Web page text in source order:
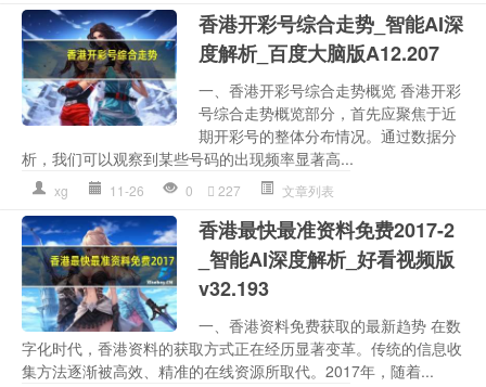
香港开彩号综合走势_智能AI深
度解析_百度大脑版A12.207
一、香港开彩号综合走势概览 香港开彩
号综合走势概览部分，首先应聚焦于近
期开彩号的整体分布情况。通过数据分
析，我们可以观察到某些号码的出现频率显著高...
xg 11-26 0 227 文章列表
香港最快最准资料免费2017-2
_智能AI深度解析_好看视频版
v32.193
一、香港资料免费获取的最新趋势 在数
字化时代，香港资料的获取方式正在经历显著变革。传统的信息收
集方法逐渐被高效、精准的在线资源所取代。2017年，随着...